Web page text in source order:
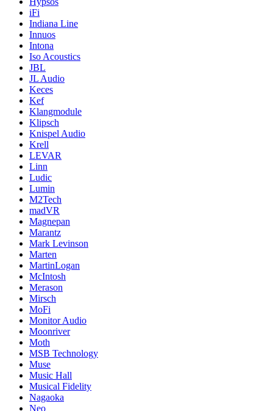
iFi
Indiana Line
Innuos
Intona
Iso Acoustics
JBL
JL Audio
Keces
Kef
Klangmodule
Klipsch
Knispel Audio
Krell
LEVAR
Linn
Ludic
Lumin
M2Tech
madVR
Magnepan
Marantz
Mark Levinson
Marten
MartinLogan
McIntosh
Merason
Mirsch
MoFi
Monitor Audio
Moonriver
Moth
MSB Technology
Muse
Music Hall
Musical Fidelity
Nagaoka
Neo